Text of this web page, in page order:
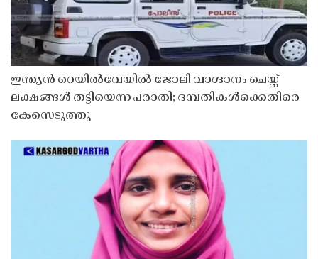
ഇന്ത്യൻ റെയിൽവേയിൽ ജോലി വാഗ്ദാനം ചെയ്ത്
ലക്ഷങ്ങൾ തട്ടിയെന്ന പരാതി; ദമ്പതികൾക്കെതിരെ
കേസെടുത്തു